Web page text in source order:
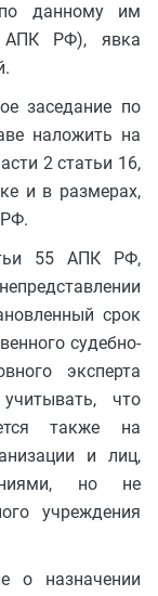
по данному им
АПК РФ), явка
заседание по
наложить на
2 статьи 16,
и в размерах,
55 АПК РФ,
срок
судебно-
эксперта
что
также на
и лиц,
но не
учреждения
о назначении